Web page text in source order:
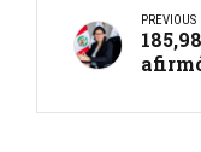
PREVIOUS